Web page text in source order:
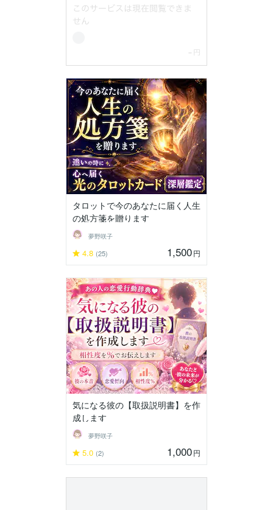
タロットで今のあなたに届く人生
の処方箋を贈ります
夢野咲子
4.8 (25) 1,500円
気になる彼の【取扱説明書】を作
成します
夢野咲子
5.0 (2) 1,000円